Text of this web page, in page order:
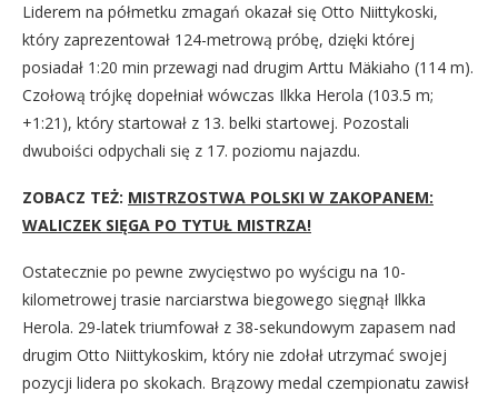
Liderem na półmetku zmagań okazał się Otto Niittykoski,
który zaprezentował 124-metrową próbę, dzięki której
posiadał 1:20 min przewagi nad drugim Arttu Mäkiaho (114 m).
Czołową trójkę dopełniał wówczas Ilkka Herola (103.5 m;
+1:21), który startował z 13. belki startowej. Pozostali
dwuboiści odpychali się z 17. poziomu najazdu.
ZOBACZ TEŻ: MISTRZOSTWA POLSKI W ZAKOPANEM:
WALICZEK SIĘGA PO TYTUŁ MISTRZA!
Ostatecznie po pewne zwycięstwo po wyścigu na 10-
kilometrowej trasie narciarstwa biegowego sięgnął Ilkka
Herola. 29-latek triumfował z 38-sekundowym zapasem nad
drugim Otto Niittykoskim, który nie zdołał utrzymać swojej
pozycji lidera po skokach. Brązowy medal czempionatu zawisł